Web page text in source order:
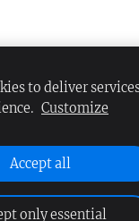
to deliver
Customize
Accept all
only essential